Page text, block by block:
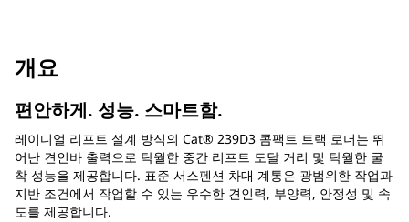
개요
편안하게. 성능. 스마트함.
레이디얼 리프트 설계 방식의 Cat® 239D3 콤팩트 트랙 로더는 뛰
어난 견인바 출력으로 탁월한 중간 리프트 도달 거리 및 탁월한 굴
착 성능을 제공합니다. 표준 서스펜션 차대 계통은 광범위한 작업과
지반 조건에서 작업할 수 있는 우수한 견인력, 부양력, 안정성 및 속
도를 제공합니다.